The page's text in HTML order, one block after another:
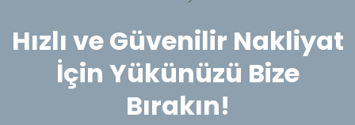
Hızlı ve Güvenilir Nakliyat
İçin Yükünüzü Bize
Bırakın!